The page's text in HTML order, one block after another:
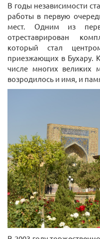
В годы независимости
работы в первую
мест. Одним из
отреставрирован
который стал
приезжающих в Бухару.
числе многих великих
возродилось и имя, и